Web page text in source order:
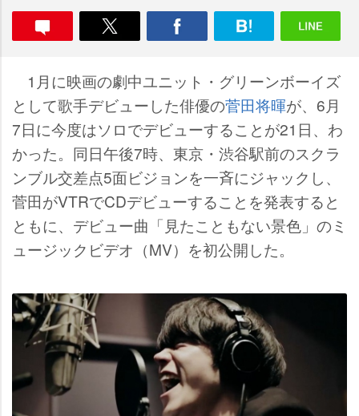
1月に映画の劇中ユニット・グリーンボーイズ
として歌手デビューした俳優の菅田将暉が、6月
7日に今度はソロでデビューすることが21日、わ
かった。同日午後7時、東京・渋谷駅前のスクラ
ンブル交差点5面ビジョンを一斉にジャックし、
菅田がVTRでCDデビューすることを発表すると
ともに、デビュー曲「見たこともない景色」のミ
ュージックビデオ（MV）を初公開した。